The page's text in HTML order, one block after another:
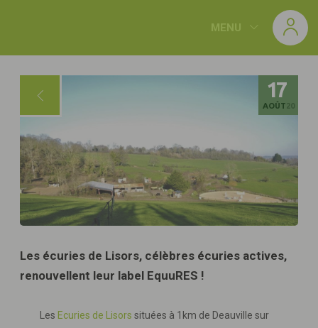
MENU
17
AOÛT 20
Les écuries de Lisors, célèbres écuries actives,
renouvellent leur label EquuRES !
Les Ecuries de Lisors situées à 1km de Deauville sur